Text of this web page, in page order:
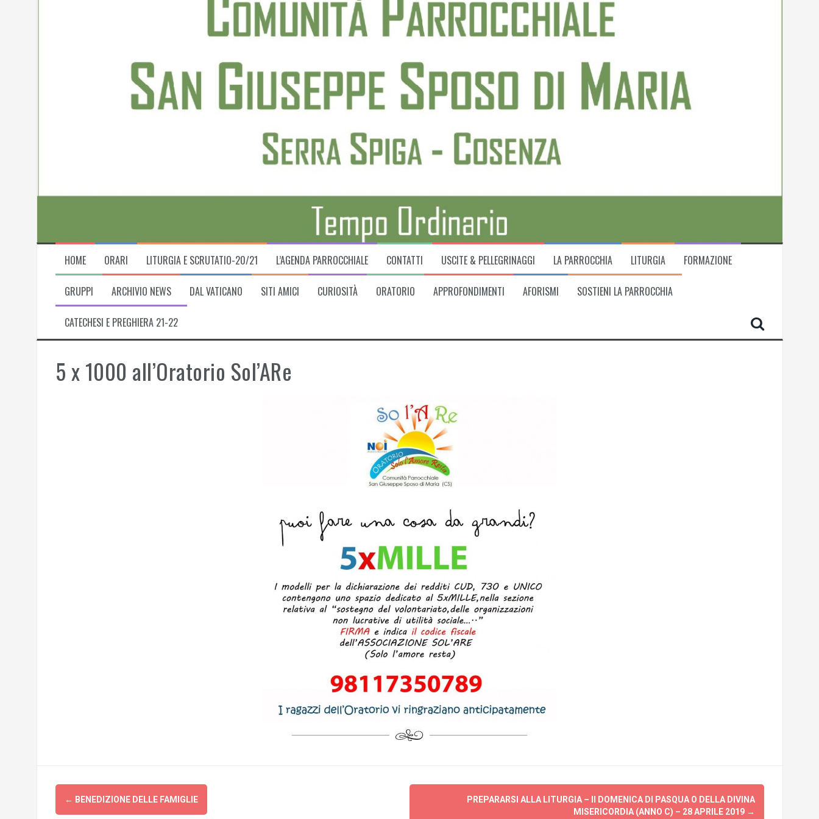
HOME ORARI LITURGIA E SCRUTATIO-20/21 L’AGENDA PARROCCHIALE CONTATTI USCITE & PELLEGRINAGGI LA PARROCCHIA LITURGIA FORMAZIONE
GRUPPI ARCHIVIO NEWS DAL VATICANO SITI AMICI CURIOSITÀ ORATORIO APPROFONDIMENTI AFORISMI SOSTIENI LA PARROCCHIA
CATECHESI E PREGHIERA 21-22
5 x 1000 all’Oratorio Sol’ARe
Post
← BENEDIZIONE DELLE FAMIGLIE
PREPARARSI ALLA LITURGIA – II DOMENICA DI PASQUA O DELLA DIVINA
MISERICORDIA (ANNO C) – 28 APRILE 2019 →